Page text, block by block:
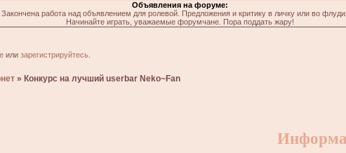
Объявления на форуме:
Закончена работа над объявлением для ролевой. Предложения и критику в личку или во
Начинайте играть, уважаемые форумчане. Пора поддать жару!
или зарегистрируйтесь.
» Конкурс на лучший userbar Neko~Fan